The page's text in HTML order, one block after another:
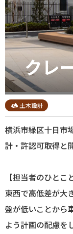
クレ
土木設計
横浜市緑区十日市
計・許認可取得と
【担当者のひとこ
東西で高低差が大
盤が低いことから
よう計画の配慮を